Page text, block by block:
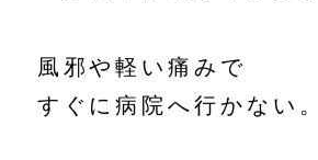
風邪や軽い痛みで
すぐに病院へ行かない。